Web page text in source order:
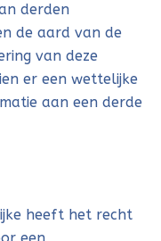
derden
de aard van de
van deze
er een wettelijke
aan een derde
heeft het recht